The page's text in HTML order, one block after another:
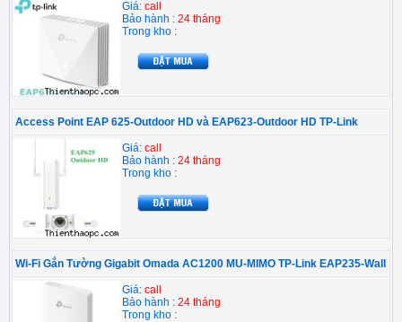
Giá: call
Bảo hành : 24 tháng
Trong kho :
Access Point EAP 625-Outdoor HD và EAP623-Outdoor HD TP-Link
Giá: call
Bảo hành : 24 tháng
Trong kho :
Wi-Fi Gắn Tường Gigabit Omada AC1200 MU-MIMO TP-Link EAP235-Wall
Giá: call
Bảo hành : 24 tháng
Trong kho :